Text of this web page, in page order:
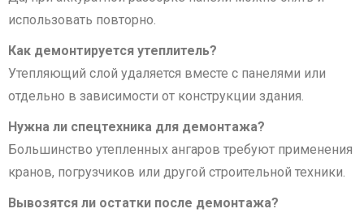
использовать повторно.
Как демонтируется утеплитель?
Утепляющий слой удаляется вместе с панелями или
отдельно в зависимости от конструкции здания.
Нужна ли спецтехника для демонтажа?
Большинство утепленных ангаров требуют применения
кранов, погрузчиков или другой строительной техники.
Вывозятся ли остатки после демонтажа?